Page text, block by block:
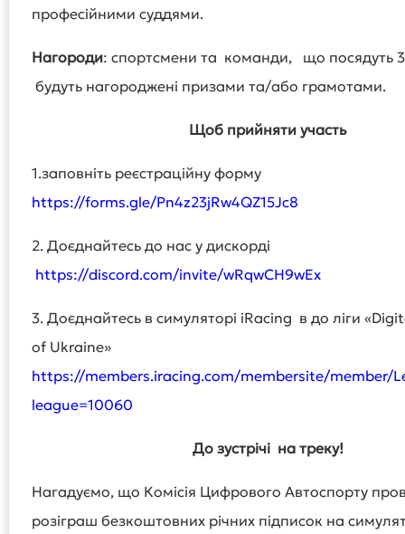
професійними суддями.
Нагороди: спортсмени та команди, що посядуть
будуть нагороджені призами та/або грамотами.
Щоб прийняти участь
1.заповніть реєстраційну форму
https://forms.gle/Pn4z23jRw4QZ15Jc8
2. Доєднайтесь до нас у дискорді
https://discord.com/invite/wRqwCH9wEx
3. Доєднайтесь в симуляторі iRacing в до ліги
of Ukraine»
https://members.iracing.com/membersite/member/
league=10060
До зустрічі на треку!
Нагадуємо, що Комісія Цифрового Автоспорту
розіграш безкоштовних річних підписок на